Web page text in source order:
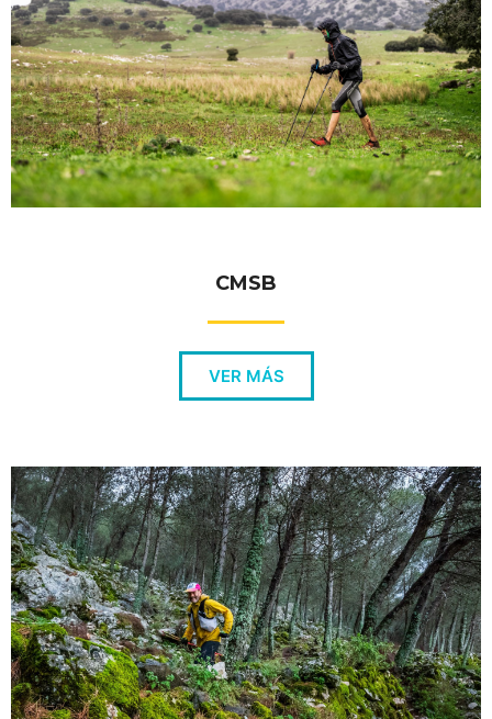
CMSB
VER MÁS